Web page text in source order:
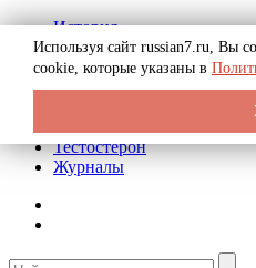
История
Биография
Криминал
Реклама на сайте
Тестостерон
Журналы
Используя сайт russian7.ru, Вы
cookie, которые указаны в